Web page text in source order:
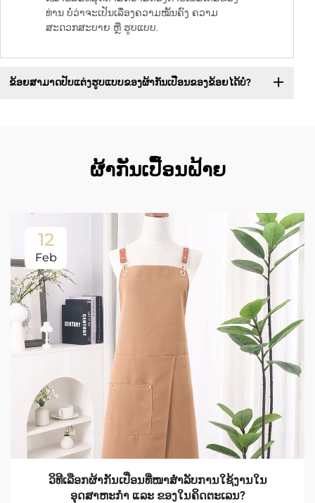
ທ່ານ ບໍ່ວ່າຈະເປັນເລື່ອງຄວາມໝັ້ນຄົງ ຄວາມ
ສະດວກສະບາຍ ຫຼື ຮູບແບບ.
ຂ້ອຍສາມາດປັບແຕ່ງຮູບແບບຂອງຜ້າກັນເປື່ອນຂອງຂ້ອຍໄດ້ບໍ?
ຜ້າກັນເປື້ອນຝ້າຍ
12
Feb
ວິທີເລືອກຜ້າກັນເປື່ອນທີ່ໜາສຳລັບການໃຊ້ງານໃນ
ອຸດສາຫະກຳ ແລະ ຂອງໃນຄິດຕະເລນ?